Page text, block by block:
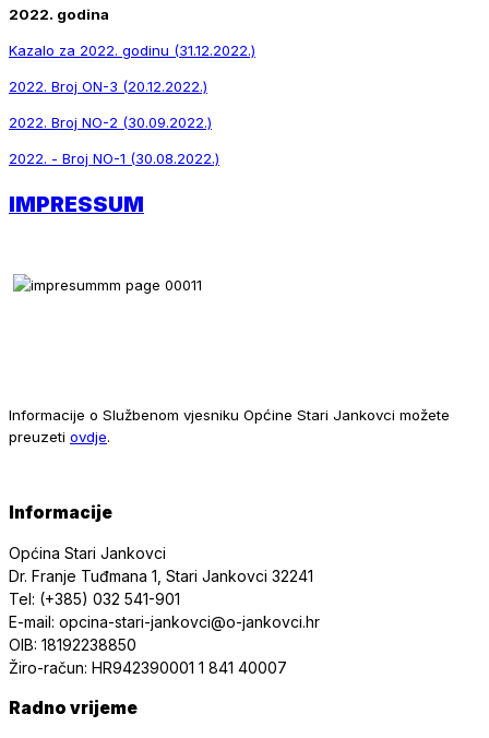
2022. godina
Kazalo za 2022. godinu (31.12.2022.)
2022. Broj ON-3 (20.12.2022.)
2022. Broj NO-2 (30.09.2022.)
2022. - Broj NO-1 (30.08.2022.)
IMPRESSUM
Informacije o Službenom vjesniku Općine Stari Jankovci možete
preuzeti ovdje.
Informacije
Općina Stari Jankovci
Dr. Franje Tuđmana 1, Stari Jankovci 32241
Tel: (+385) 032 541-901
E-mail: opcina-stari-jankovci@o-jankovci.hr
OIB: 18192238850
Žiro-račun: HR942390001 1 841 40007
Radno vrijeme